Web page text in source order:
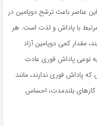
عناصر باعث ترشح دوپامین در
با پاداش و لذت است. هر
مقدار کمی دوپامین آزاد
نوعی پاداش فوری عادت
پاداش فوری ندارند، مانند
کارهای بلندمدت، احساس